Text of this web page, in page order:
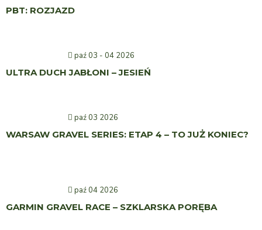
PBT: ROZJAZD
paź 03 - 04 2026
ULTRA DUCH JABŁONI – JESIEŃ
paź 03 2026
WARSAW GRAVEL SERIES: ETAP 4 – TO JUŻ KONIEC?
paź 04 2026
GARMIN GRAVEL RACE – SZKLARSKA PORĘBA